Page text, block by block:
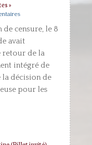
»
censure, le 8
avait
retour de la
intégré de
la décision de
pour les